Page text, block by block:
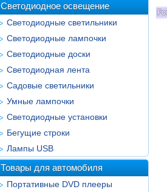
Светодиодное освещение
Светодиодные светильники
Светодиодные лампочки
Светодиодные доски
Светодиодная лента
Садовые светильники
Умные лампочки
Светодиодные установки
Бегущие строки
Лампы USB
Товары для автомобиля
Портативные DVD плееры